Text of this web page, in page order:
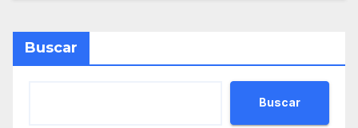
Buscar
Buscar